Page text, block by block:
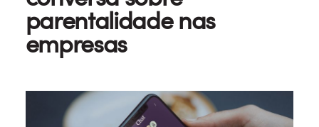
parentalidade nas
empresas